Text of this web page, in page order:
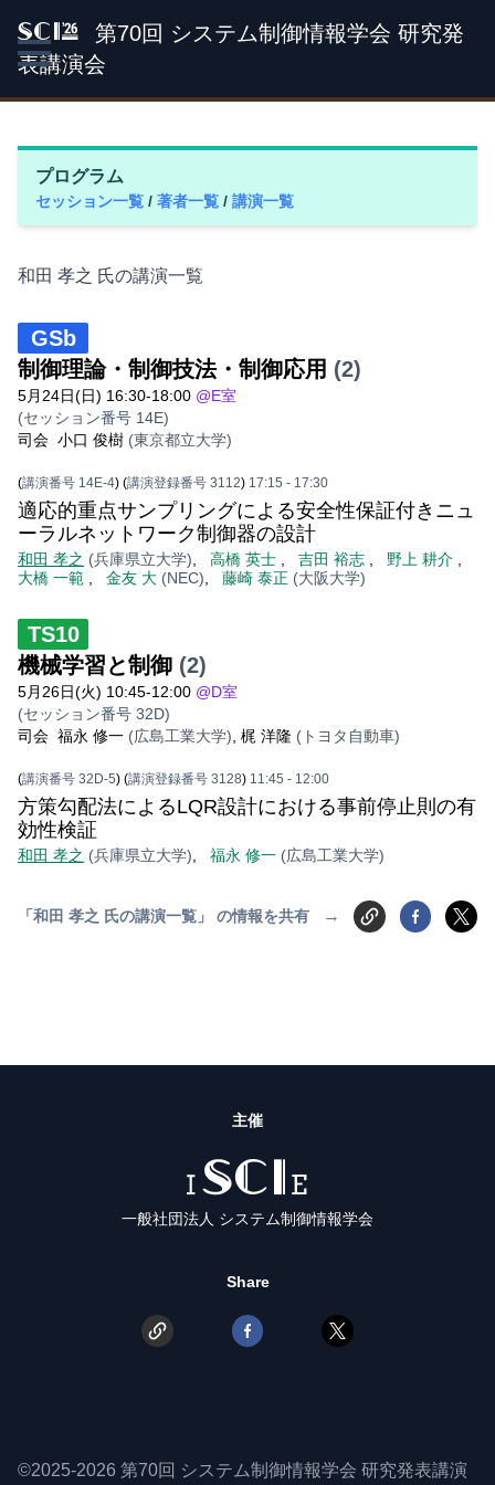
SCI '26
第70回 システム制御情報学会 研究発
表講演会
プログラム
セッション一覧 / 著者一覧 / 講演一覧
和田 孝之 氏の講演一覧
GSb
制御理論・制御技法・制御応用 (2)
5月24日(日) 16:30-18:00 @E室
(セッション番号 14E)
司会 小口 俊樹 (東京都立大学)
(講演番号 14E-4) (講演登録番号 3112) 17:15 - 17:30
適応的重点サンプリングによる安全性保証付きニュ
ーラルネットワーク制御器の設計
和田 孝之 (兵庫県立大学) 高橋 英士 吉田 裕志 野上 耕介
大橋 一範
金友 大 (NEC) 藤崎 泰正 (大阪大学)
TS10
機械学習と制御 (2)
5月26日(火) 10:45-12:00 @D室
(セッション番号 32D)
司会 福永 修一 (広島工業大学) 梶 洋隆 (トヨタ自動車)
(講演番号 32D-5) (講演登録番号 3128) 11:45 - 12:00
方策勾配法によるLQR設計における事前停止則の有
効性検証
和田 孝之 (兵庫県立大学) 福永 修一 (広島工業大学)
「和田 孝之 氏の講演一覧」 の情報を共有 →
主催
ISCIE
一般社団法人 システム制御情報学会
Share
©2025-2026 第70回 システム制御情報学会 研究発表講演